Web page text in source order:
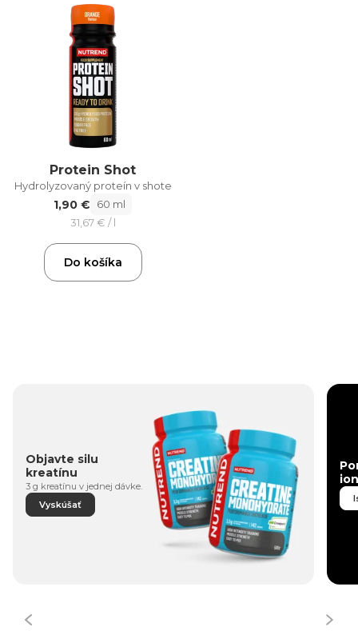
Protein Shot
Hydrolyzovaný proteín v shote
1,90 €
60 ml
31,67 € / l
Do košíka
Objavte silu
kreatínu
3 g kreatínu v jednej dávke.
Vyskúšať